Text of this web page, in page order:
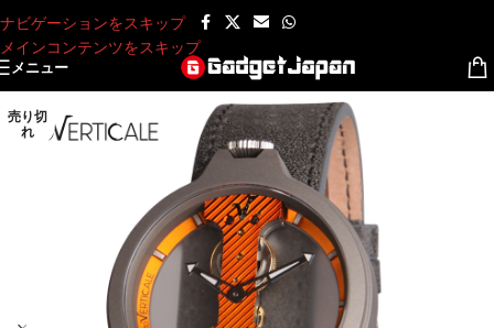
ナビゲーションをスキップ
メインコンテンツをスキップ
メニュー
売り切
れ